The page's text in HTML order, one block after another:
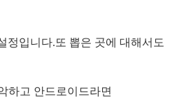
정입니다.또 뽑은 곳에 대해서도
하고 안드로이드라면